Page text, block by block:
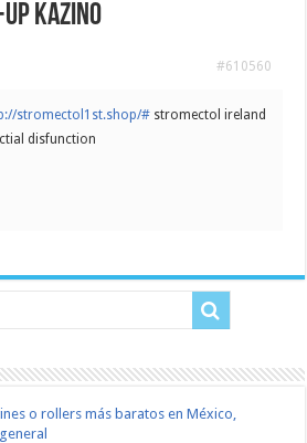
up kazino
#610560
stromectol1st.shop/# stromectol ireland
disfunction
o rollers más baratos en México,